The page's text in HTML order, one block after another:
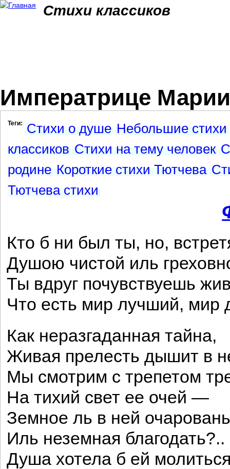
Стихи классиков
Императрице
Теги: Стихи о душе Небольшие стихи
классиков Стихи на тему человек
родине Короткие стихи Тютчева
Тютчева стихи
Кто б ни был ты, но,
Душою чистой иль
Ты вдруг почувствуешь
Что есть мир лучший, мир
Как неразгаданная тайна,
Живая прелесть дышит в
Мы смотрим с трепетом
На тихий свет ее очей —
Земное ль в ней
Иль неземная благодать?..
Душа хотела б ей